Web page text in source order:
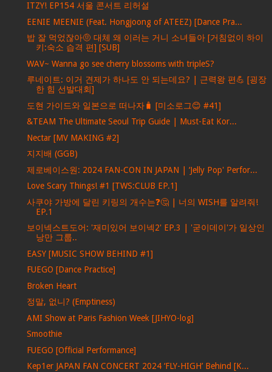
ITZY! EP154 서울 콘서트 리허설
EENIE MEENIE (Feat. Hongjoong of ATEEZ) [Dance Pra...
밥 잘 먹었잖아🤨 대체 왜 이러는 거니 소녀들아 [거침없이 하이
키:숙소 습격 편] [SUB]
WAV~ Wanna go see cherry blossoms with tripleS?
루네이트: 이거 견제가 하나도 안 되는데요? | 근력왕 편💪 [굉장
한 힘 선발대회]
도현 가이드와 일본으로 떠나자🧳 [미소로그😊 #41]
&TEAM The Ultimate Seoul Trip Guide | Must-Eat Kor...
Nectar [MV MAKING #2]
지지배 (GGB)
제로베이스원: 2024 FAN-CON IN JAPAN | ‘Jelly Pop' Perfor...
Love Scary Things! #1 [TWS:CLUB EP.1]
사쿠야 가방에 달린 키링의 개수는❓🤔 | 너의 WISH를 알려줘!
EP.1
보이넥스트도어: '재미있어 보이넥2' EP.3 | '굳이데이'가 일상인
낭만 그룹..
EASY [MUSIC SHOW BEHIND #1]
FUEGO [Dance Practice]
Broken Heart
정말, 없니? (Emptiness)
AMI Show at Paris Fashion Week [JIHYO-log]
Smoothie
FUEGO [Official Performance]
Kep1er JAPAN FAN CONCERT 2024 ‘FLY-HIGH’ Behind [K...